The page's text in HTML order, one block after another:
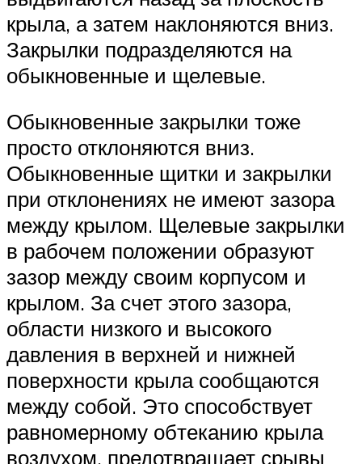
крыла, а затем наклоняются вниз.
Закрылки подразделяются на
обыкновенные и щелевые.
Обыкновенные закрылки тоже
просто отклоняются вниз.
Обыкновенные щитки и закрылки
при отклонениях не имеют зазора
между крылом. Щелевые закрылки
в рабочем положении образуют
зазор между своим корпусом и
крылом. За счет этого зазора,
области низкого и высокого
давления в верхней и нижней
поверхности крыла сообщаются
между собой. Это способствует
равномерному обтеканию крыла
воздухом, предотвращает срывы